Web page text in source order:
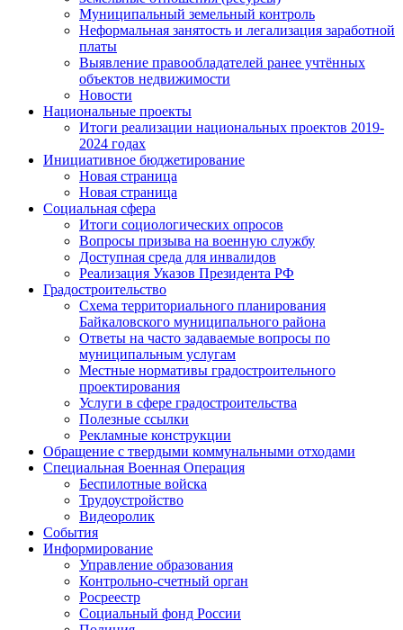
Муниципальный земельный контроль
Неформальная занятость и легализация заработной
платы
Выявление правообладателей ранее учтённых
объектов недвижимости
Новости
Национальные проекты
Итоги реализации национальных проектов 2019-
2024 годах
Инициативное бюджетирование
Новая страница
Новая страница
Социальная сфера
Итоги социологических опросов
Вопросы призыва на военную службу
Доступная среда для инвалидов
Реализация Указов Президента РФ
Градостроительство
Схема территориального планирования
Байкаловского муниципального района
Ответы на часто задаваемые вопросы по
муниципальным услугам
Местные нормативы градостроительного
проектирования
Услуги в сфере градостроительства
Полезные ссылки
Рекламные конструкции
Обращение с твердыми коммунальными отходами
Специальная Военная Операция
Беспилотные войска
Трудоустройство
Видеоролик
События
Информирование
Управление образования
Контрольно-счетный орган
Росреестр
Социальный фонд России